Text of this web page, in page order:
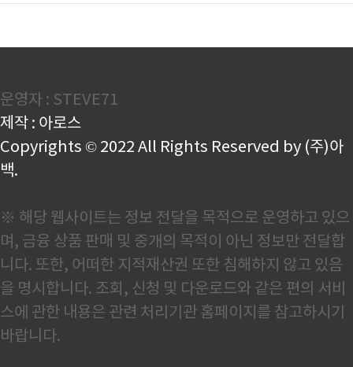
운영자 : STEVE71
제작 : 아로스
Copyrights © 2022 All Rights Reserved by (주)아
백.
※ 해당 웹사이트는 정보 전달을 목적으로 운영하고 있으
며, 금융 상품 판매 및 중개의 목적이 아닌 정보만 전달합
니다. 또한, 어떠한 지적재산권 또한 침해하지 않고 있음
을 명시합니다. 조회, 신청 및 다운로드와 같은 편의 서비
스에 관한 내용은 관련 처리기관 홈페이지를 참고하시기
바랍니다.